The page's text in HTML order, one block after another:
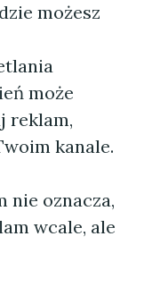
możesz
może
reklam,
kanale.
nie oznacza,
wcale, ale